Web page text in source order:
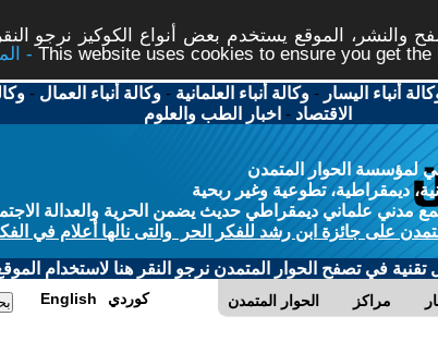
والنشر، الموقع يستخدم بعض أنواع الكوكيز نرجو
This website uses cookies to ensure you get
أنباء اليسار -وكالة أنباء العلمانية -وكالة أنباء العمال -
الاقتصاد - اخبار الطب والعلوم
لمؤسسة الحوار المتمدن
ديمقراطية، تطوعية وغير ربحية
مدني علماني ديمقراطي حديث يضمن الحرية والعدالة
على جائزة ابن رشد للفكر الحر والتى نالها أعلام في
تقنية في تصفح الحوار المتمدن نرجو النقر هنا لاستخدام
الحوار المتمدن مراكز English كوردي